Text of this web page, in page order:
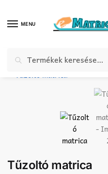
navigation
contentMENU
következőre:
Kezdőlap / Webáruház /
Tűzoltó matrica